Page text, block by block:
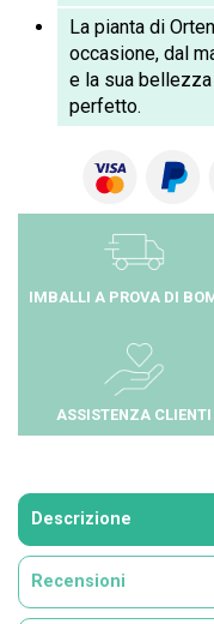
La pianta di
occasione, dal
e la sua
perfetto.
IMBALLI A PROVA DI
ASSISTENZA CLIENTI
Descrizione
Recensioni